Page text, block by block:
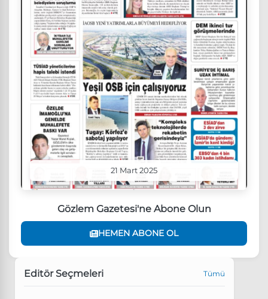
21 Mart 2025
Gözlem Gazetesi'ne Abone Olun
HEMEN ABONE OL
Editör Seçmeleri Tümü